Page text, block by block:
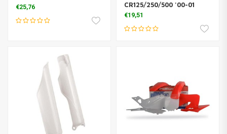
€25,76
CR125/250/500 '00-01
€19,51